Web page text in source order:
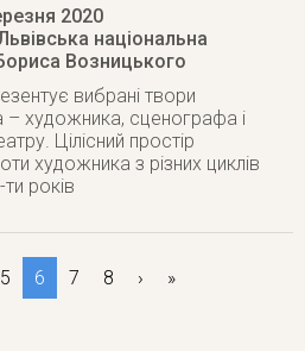
2020
національна
Возницького
вибрані твори
– художника, сценографа і
Цілісний простір
художника з різних циклів
років
5 6 7 8 › »